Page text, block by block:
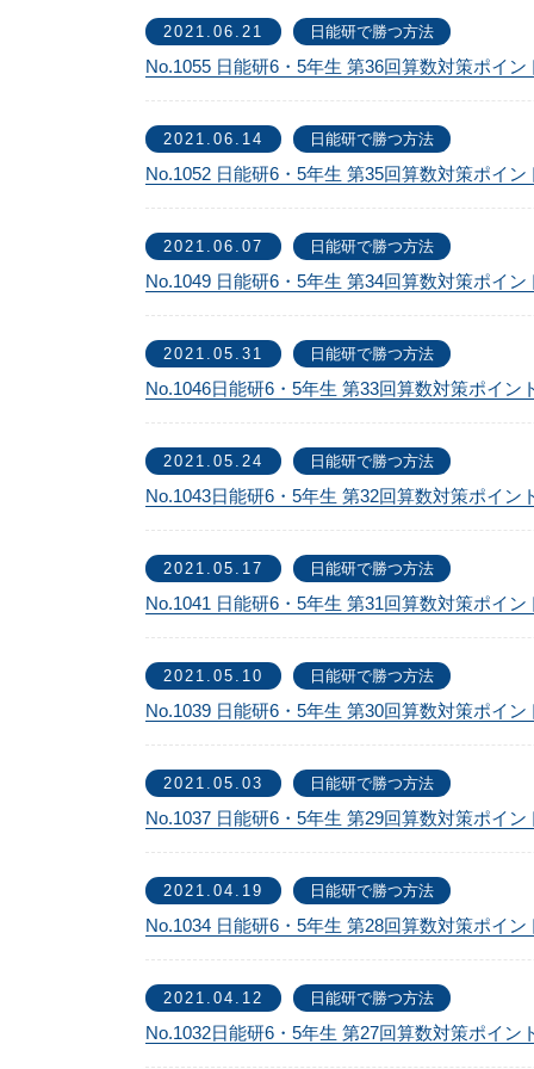
2021.06.21 日能研で勝つ方法
No.1055 日能研6・5年生 第36回算数対策ポイン
2021.06.14 日能研で勝つ方法
No.1052 日能研6・5年生 第35回算数対策ポイン
2021.06.07 日能研で勝つ方法
No.1049 日能研6・5年生 第34回算数対策ポイン
2021.05.31 日能研で勝つ方法
No.1046日能研6・5年生 第33回算数対策ポイン
2021.05.24 日能研で勝つ方法
No.1043日能研6・5年生 第32回算数対策ポイン
2021.05.17 日能研で勝つ方法
No.1041 日能研6・5年生 第31回算数対策ポイン
2021.05.10 日能研で勝つ方法
No.1039 日能研6・5年生 第30回算数対策ポイン
2021.05.03 日能研で勝つ方法
No.1037 日能研6・5年生 第29回算数対策ポイン
2021.04.19 日能研で勝つ方法
No.1034 日能研6・5年生 第28回算数対策ポイン
2021.04.12 日能研で勝つ方法
No.1032日能研6・5年生 第27回算数対策ポイン